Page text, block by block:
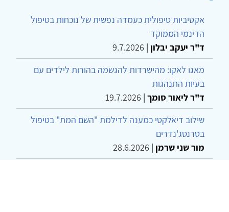
אקטיביות טיפולית כעמדה נפשית של נוכחות בטיפול
הדינמי הממוקד
ד"ר יעקב יבלון |
9.7.2026
מאגו לאקו: מהישרדות להגשמה בהורות לילדים עם
בעיות התנהגות
ד"ר ליאור סומך |
19.7.2026
שילוב דיאלקטי כמענה לדילמת "השם המת" בטיפול
בטרנסג'נדרים
מור שני שרמן |
28.6.2026